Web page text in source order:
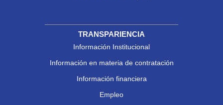
TRANSPARIENCIA
Información Institucional
Información en materia de contratación
Información financiera
Empleo